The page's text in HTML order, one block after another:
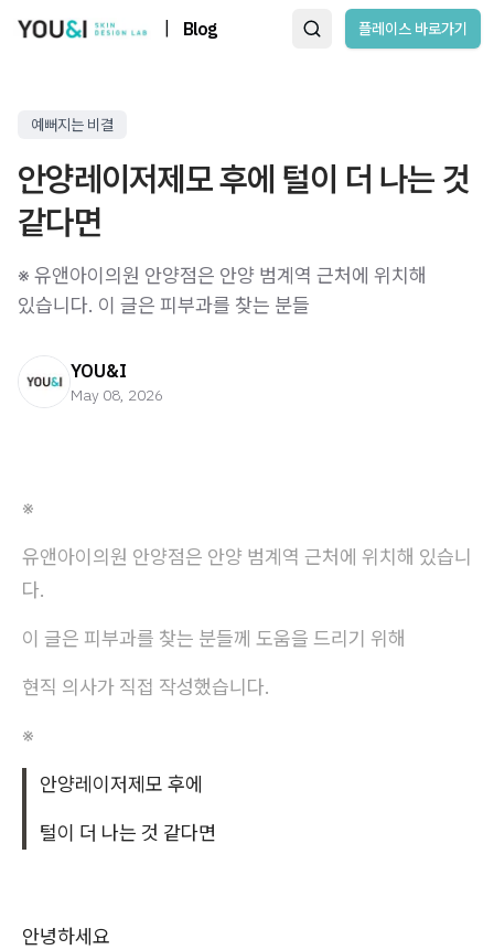
Blog 플레이스 바로가기
예뻐지는 비결
안양레이저제모 후에 털이 더 나는 것
같다면
※ 유앤아이의원 안양점은 안양 범계역 근처에 위치해
있습니다. 이 글은 피부과를 찾는 분들
YOU&I
May 08, 2026
※
유앤아이의원 안양점은 안양 범계역 근처에 위치해 있습니
다.
이 글은 피부과를 찾는 분들께 도움을 드리기 위해
현직 의사가 직접 작성했습니다.
※
안양레이저제모 후에
털이 더 나는 것 같다면
안녕하세요